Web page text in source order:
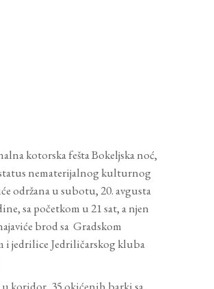
kotorska fešta Bokeljska noć,
nematerijalnog kulturnog
održana u subotu, 20. avgusta
sa početkom u 21 sat, a njen
brod sa Gradskom
i jedrilice Jedriličarskog kluba